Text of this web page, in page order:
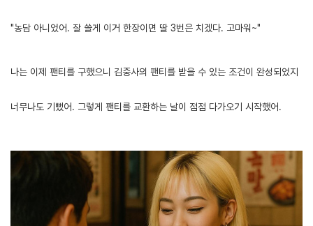
"농담 아니었어. 잘 쓸게 이거 한장이면 딸 3번은 치겠다. 고마워~"
나는 이제 팬티를 구했으니 김중사의 팬티를 받을 수 있는 조건이 완성되었지
너무나도 기뻤어. 그렇게 팬티를 교환하는 날이 점점 다가오기 시작했어.